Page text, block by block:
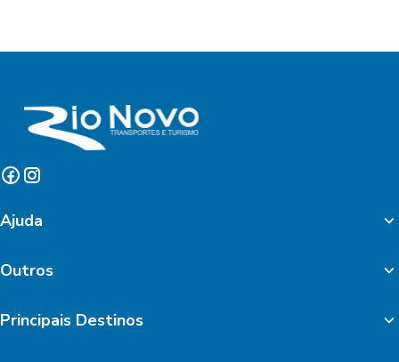
Ajuda
Outros
Principais Destinos